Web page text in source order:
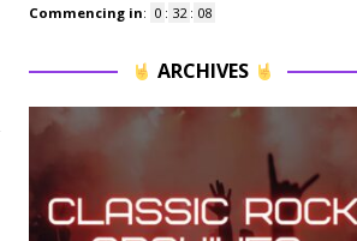
Commencing in: 0 : 32 : 07
ARCHIVES